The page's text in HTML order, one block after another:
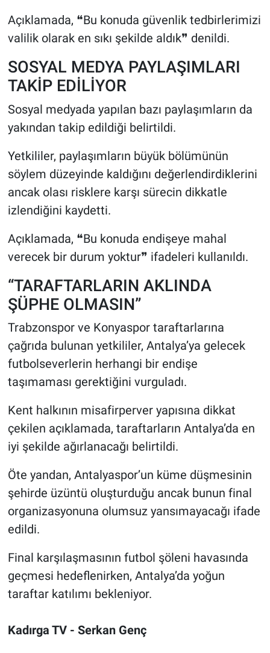
Açıklamada, ❝Bu konuda güvenlik tedbirlerimizi
valilik olarak en sıkı şekilde aldık❞ denildi.
SOSYAL MEDYA PAYLAŞIMLARI
TAKİP EDİLİYOR
Sosyal medyada yapılan bazı paylaşımların da
yakından takip edildiği belirtildi.
Yetkililer, paylaşımların büyük bölümünün
söylem düzeyinde kaldığını değerlendirdiklerini
ancak olası risklere karşı sürecin dikkatle
izlendiğini kaydetti.
Açıklamada, ❝Bu konuda endişeye mahal
verecek bir durum yoktur❞ ifadeleri kullanıldı.
“TARAFTARLARIN AKLINDA
ŞÜPHE OLMASIN”
Trabzonspor ve Konyaspor taraftarlarına
çağrıda bulunan yetkililer, Antalya’ya gelecek
futbolseverlerin herhangi bir endişe
taşımaması gerektiğini vurguladı.
Kent halkının misafirperver yapısına dikkat
çekilen açıklamada, taraftarların Antalya’da en
iyi şekilde ağırlanacağı belirtildi.
Öte yandan, Antalyaspor’un küme düşmesinin
şehirde üzüntü oluşturduğu ancak bunun final
organizasyonuna olumsuz yansımayacağı ifade
edildi.
Final karşılaşmasının futbol şöleni havasında
geçmesi hedeflenirken, Antalya’da yoğun
taraftar katılımı bekleniyor.
Kadırga TV - Serkan Genç